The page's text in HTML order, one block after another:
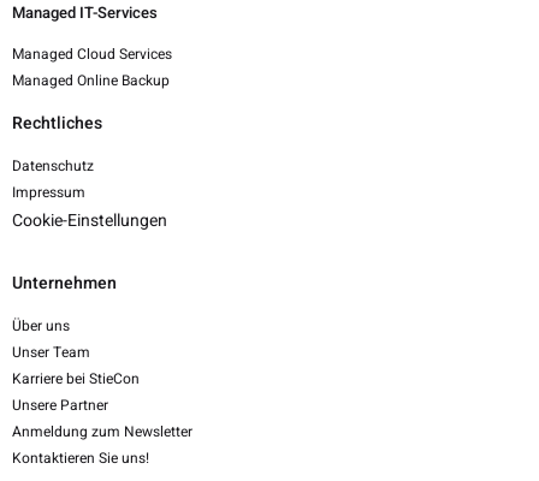
Managed IT-Services
Managed Cloud Services
Managed Online Backup
Rechtliches
Datenschutz
Impressum
Cookie-Einstellungen
Unternehmen
Über uns
Unser Team
Karriere bei StieCon
Unsere Partner
Anmeldung zum Newsletter
Kontaktieren Sie uns!